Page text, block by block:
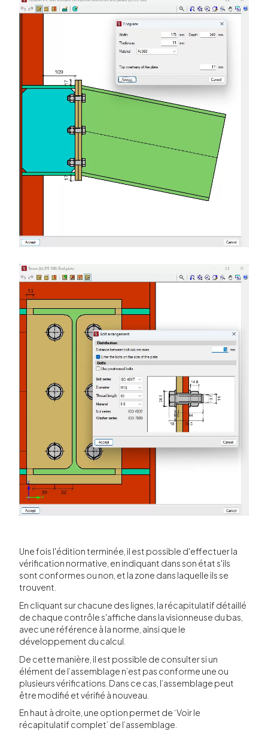
Une fois l'édition terminée, il est possible d'effectuer la
vérification normative, en indiquant dans son état s'ils
sont conformes ou non, et la zone dans laquelle ils se
trouvent.
En cliquant sur chacune des lignes, la récapitulatif détaillé
de chaque contrôle s'affiche dans la visionneuse du bas,
avec une référence à la norme, ainsi que le
développement du calcul.
De cette manière, il est possible de consulter si un
élément de l’assemblage n’est pas conforme une ou
plusieurs vérifications. Dans ce cas, l’assemblage peut
être modifié et vérifié à nouveau.
En haut à droite, une option permet de ‘Voir le
récapitulatif complet’ de l’assemblage.